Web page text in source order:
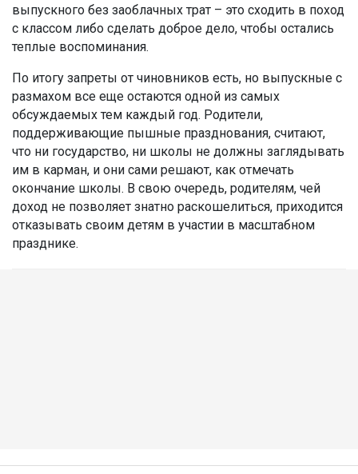
выпускного без заоблачных трат – это сходить в поход
с классом либо сделать доброе дело, чтобы остались
теплые воспоминания.
По итогу запреты от чиновников есть, но выпускные с
размахом все еще остаются одной из самых
обсуждаемых тем каждый год. Родители,
поддерживающие пышные празднования, считают,
что ни государство, ни школы не должны заглядывать
им в карман, и они сами решают, как отмечать
окончание школы. В свою очередь, родителям, чей
доход не позволяет знатно раскошелиться, приходится
отказывать своим детям в участии в масштабном
празднике.